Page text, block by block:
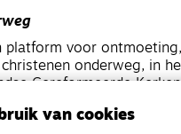
platform voor
onderweg, in
Gereformeerde
van cookies